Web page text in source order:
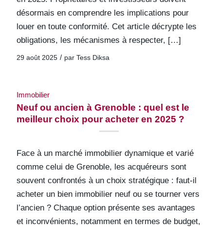
désormais en comprendre les implications pour
louer en toute conformité. Cet article décrypte les
obligations, les mécanismes à respecter, […]
29 août 2025 / par Tess Diksa
Immobilier
Neuf ou ancien à Grenoble : quel est le
meilleur choix pour acheter en 2025 ?
Face à un marché immobilier dynamique et varié
comme celui de Grenoble, les acquéreurs sont
souvent confrontés à un choix stratégique : faut-il
acheter un bien immobilier neuf ou se tourner vers
l’ancien ? Chaque option présente ses avantages
et inconvénients, notamment en termes de budget,